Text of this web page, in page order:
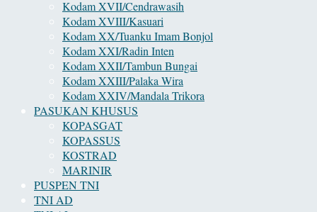
Kodam XVII/Cendrawasih
Kodam XVIII/Kasuari
Kodam XX/Tuanku Imam Bonjol
Kodam XXI/Radin Inten
Kodam XXII/Tambun Bungai
Kodam XXIII/Palaka Wira
Kodam XXIV/Mandala Trikora
PASUKAN KHUSUS
KOPASGAT
KOPASSUS
KOSTRAD
MARINIR
PUSPEN TNI
TNI AD